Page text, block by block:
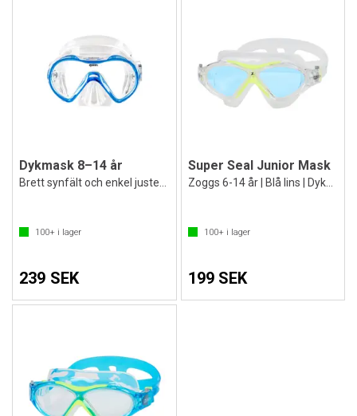
Dykmask 8–14 år
100+ i lager
239 SEK
Super Seal Junior Mask
Zoggs 6-14 år | Blå lins | Dykmask
100+i lager
199 SEK